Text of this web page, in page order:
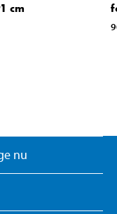
cm
nu